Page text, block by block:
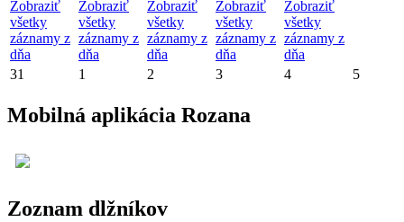
Zobraziť
všetky
záznamy z
dňa
Zobraziť
všetky
záznamy z
dňa
Zobraziť
všetky
záznamy z
dňa
Zobraziť
všetky
záznamy z
dňa
Zobraziť
všetky
záznamy z
dňa
31
1 2 3 4 5
Mobilná aplikácia Rozana
Zoznam dlžníkov